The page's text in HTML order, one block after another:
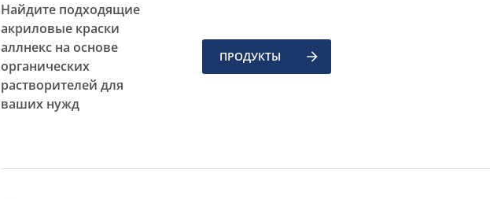
Найдите подходящие
акриловые краски
аллнекс на основе
органических
растворителей для
ваших нужд
ПРОДУКТЫ